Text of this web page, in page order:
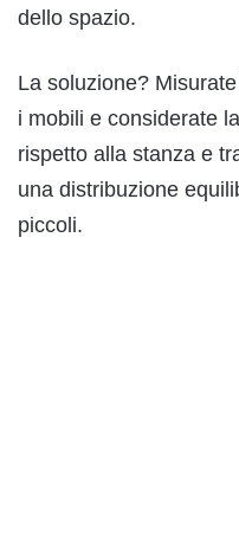
dello spazio.
La soluzione?
i mobili e considerate
rispetto alla stanza e
una distribuzione
piccoli.